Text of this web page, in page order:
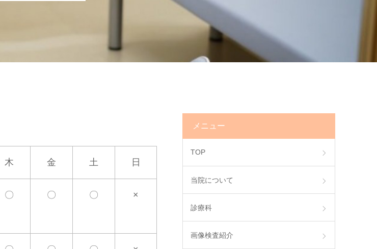
木 金 土 日
〇 〇 〇 ×
メニュー
TOP
当院について
診療科
画像検査紹介